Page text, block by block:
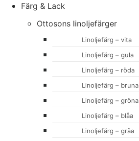
Färg & Lack
Ottosons linoljefärger
Linoljefärg – vita
Linoljefärg – gula
Linoljefärg – röda
Linoljefärg – bruna
Linoljefärg – gröna
Linoljefärg – blåa
Linoljefärg – gråa